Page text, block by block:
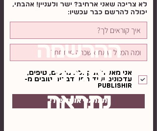
לא צריכה שאני ארחיב? ישר ולעניין! אהבתי,
יכולה להרשם כבר עכשיו:
אני מאשר/ת קבלת מיילים, טיפים,
עדכונים ועוד המון דברים טובים מ-
Publishir
!תאתגרי אותי שיר
ההרשמה
נסגרה,
נתראה